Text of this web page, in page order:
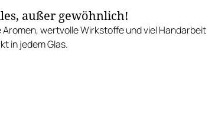
außer gewöhnlich!
wertvolle Wirkstoffe und viel Handarbeit
in jedem Glas.